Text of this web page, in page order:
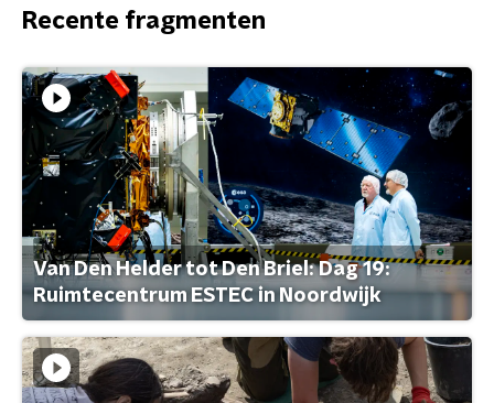
Recente fragmenten
Van Den Helder tot Den Briel: Dag 19:
Ruimtecentrum ESTEC in Noordwijk